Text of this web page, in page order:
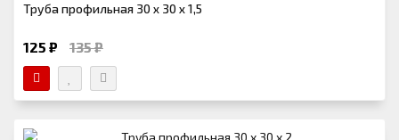
Труба профильная 30 х 30 х 1,5
125 ₽ 135 ₽